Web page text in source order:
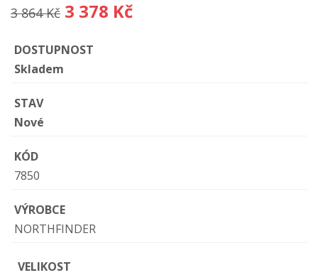
3 864 Kč 3 378 Kč
DOSTUPNOST
Skladem
STAV
Nové
KÓD
7850
VÝROBCE
NORTHFINDER
VELIKOST